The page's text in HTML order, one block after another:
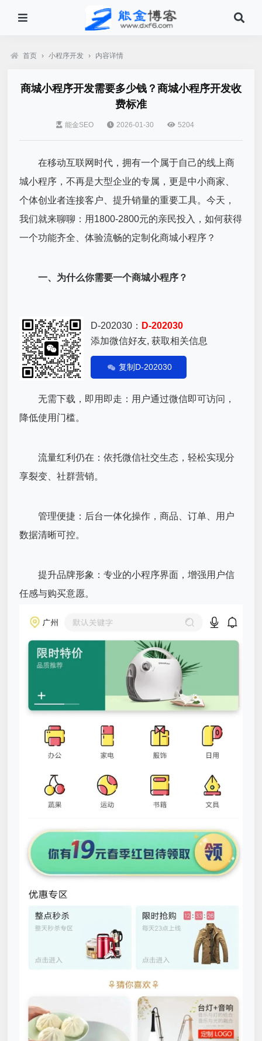
首页 › 小程序开发 › 内容详情
商城小程序开发需要多少钱？商城小程序开发收
费标准
能金SEO 2026-01-30 5204
在移动互联网时代，拥有一个属于自己的线上商
城小程序，不再是大型企业的专属，更是中小商家、
个体创业者连接客户、提升销量的重要工具。今天，
我们就来聊聊：用1800-2800元的亲民投入，如何获得
一个功能齐全、体验流畅的定制化商城小程序？
一、为什么你需要一个商城小程序？
D-202030： D-202030
添加微信好友, 获取相关信息
复制D-202030
无需下载，即用即走：用户通过微信即可访问，
降低使用门槛。
流量红利仍在：依托微信社交生态，轻松实现分
享裂变、社群营销。
管理便捷：后台一体化操作，商品、订单、用户
数据清晰可控。
提升品牌形象：专业的小程序界面，增强用户信
任感与购买意愿。